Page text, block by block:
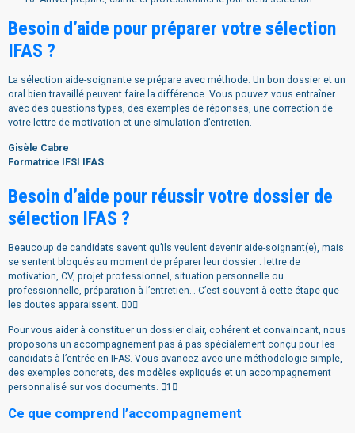
Besoin d’aide pour préparer votre sélection
IFAS ?
La sélection aide-soignante se prépare avec méthode. Un bon dossier et un
oral bien travaillé peuvent faire la différence. Vous pouvez vous entraîner
avec des questions types, des exemples de réponses, une correction de
votre lettre de motivation et une simulation d’entretien.
Gisèle Cabre
Formatrice IFSI IFAS
Besoin d’aide pour réussir votre dossier de
sélection IFAS ?
Beaucoup de candidats savent qu’ils veulent devenir aide-soignant(e), mais
se sentent bloqués au moment de préparer leur dossier : lettre de
motivation, CV, projet professionnel, situation personnelle ou
professionnelle, préparation à l’entretien… C’est souvent à cette étape que
les doutes apparaissent. 0
Pour vous aider à constituer un dossier clair, cohérent et convaincant, nous
proposons un accompagnement pas à pas spécialement conçu pour les
candidats à l’entrée en IFAS. Vous avancez avec une méthodologie simple,
des exemples concrets, des modèles expliqués et un accompagnement
personnalisé sur vos documents. 1
Ce que comprend l’accompagnement